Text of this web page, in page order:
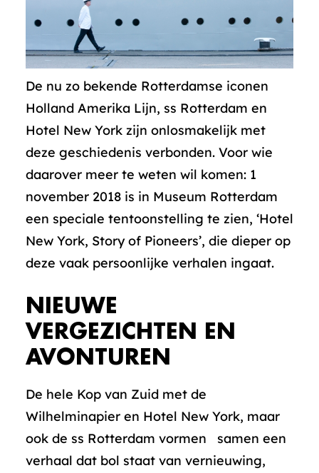
De nu zo bekende Rotterdamse iconen
Holland Amerika Lijn, ss Rotterdam en
Hotel New York zijn onlosmakelijk met
deze geschiedenis verbonden. Voor wie
daarover meer te weten wil komen: 1
november 2018 is in Museum Rotterdam
een speciale tentoonstelling te zien, ‘Hotel
New York, Story of Pioneers’, die dieper op
deze vaak persoonlijke verhalen ingaat.
NIEUWE
VERGEZICHTEN EN
AVONTUREN
De hele Kop van Zuid met de
Wilhelminapier en Hotel New York, maar
ook de ss Rotterdam vormen samen een
verhaal dat bol staat van vernieuwing,